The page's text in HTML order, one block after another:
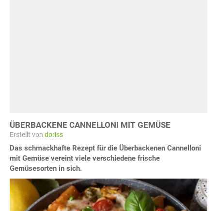
ÜBERBACKENE CANNELLONI MIT GEMÜSE
Erstellt von doriss
Das schmackhafte Rezept für die Überbackenen Cannelloni
mit Gemüse vereint viele verschiedene frische
Gemüsesorten in sich.